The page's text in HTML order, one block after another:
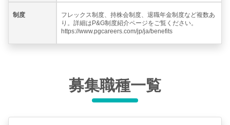
制度
フレックス制度、持株会制度、退職年金制度など複数あ
り。詳細はP&G制度紹介ページをご覧ください。
https://www.pgcareers.com/jp/ja/benefits
募集職種一覧